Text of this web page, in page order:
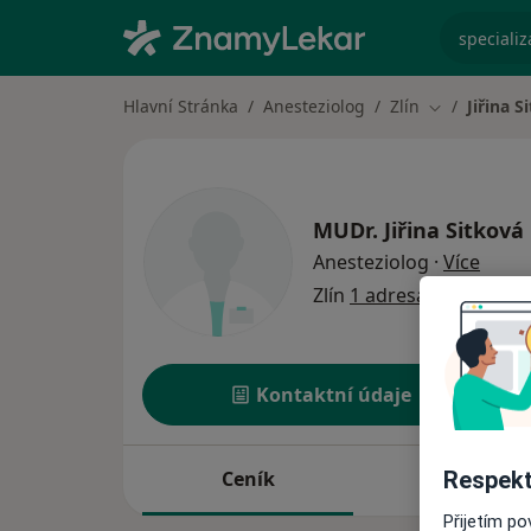
Hlavní Stránka Anesteziolog Zlín ZměnaJiřina
MUDr. Jiřina Sitková
Anesteziolog · Víceo
Zlín 1 adresa
Kontaktní údaje
Ceník Adresy
Přijetím